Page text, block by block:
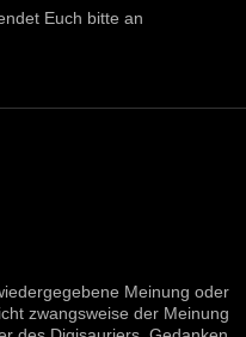
Euch bitte an
Meinung oder
zwangsweise der Meinung